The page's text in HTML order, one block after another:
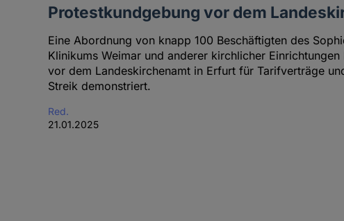
Protestkundgebung vor dem
Eine Abordnung von knapp 100 Beschäftigten des
Klinikums Weimar und anderer kirchlicher
vor dem Landeskirchenamt in Erfurt für Tarifverträge
Streik demonstriert.
Red.
21.01.2025